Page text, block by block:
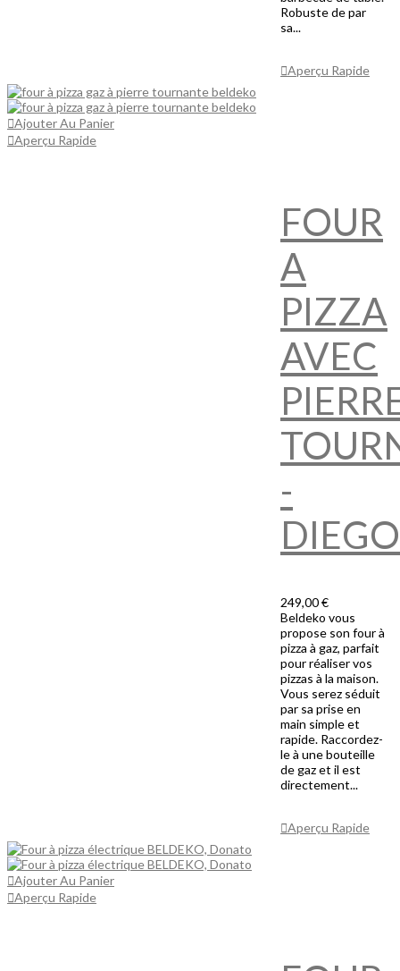
Robuste de par
sa...
Aperçu Rapide
Ajouter Au Panier
Aperçu Rapide
FOUR
A
PIZZA
AVEC
-
DIEGO
249,00 €
Beldeko vous
propose son four à
pizza à gaz, parfait
pour réaliser vos
pizzas à la maison.
Vous serez séduit
par sa prise en
main simple et
rapide. Raccordez-
le à une bouteille
de gaz et il est
directement...
Aperçu Rapide
Ajouter Au Panier
Aperçu Rapide